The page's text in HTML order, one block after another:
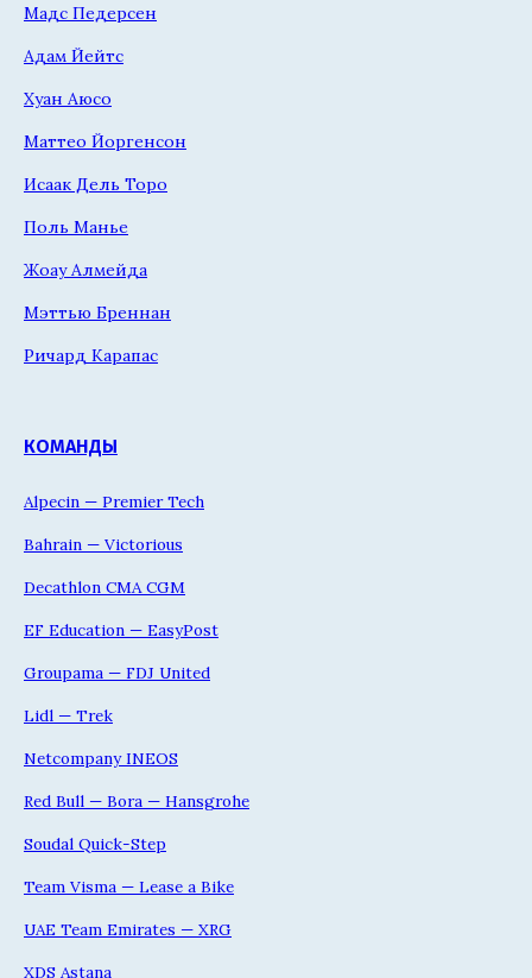
Мадс Педерсен
Адам Йейтс
Хуан Аюсо
Маттео Йоргенсон
Исаак Дель Торо
Поль Манье
Жоау Алмейда
Мэттью Бреннан
Ричард Карапас
КОМАНДЫ
Alpecin — Premier Tech
Bahrain — Victorious
Decathlon CMA CGM
EF Education — EasyPost
Groupama — FDJ United
Lidl — Trek
Netcompany INEOS
Red Bull — Bora — Hansgrohe
Soudal Quick-Step
Team Visma — Lease a Bike
UAE Team Emirates — XRG
XDS Astana